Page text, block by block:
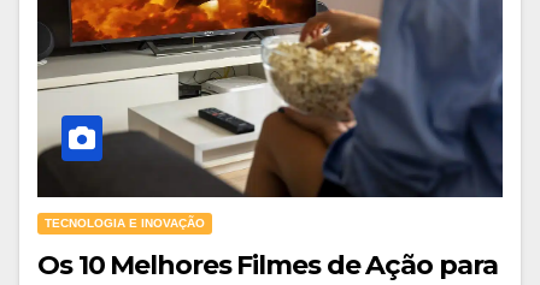
TECNOLOGIA E INOVAÇÃO
Os 10 Melhores Filmes de Ação para